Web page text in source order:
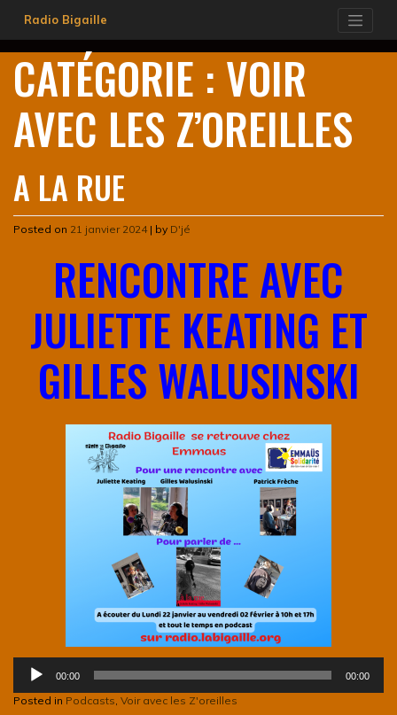
content
Radio Bigaille
CATÉGORIE : VOIR
AVEC LES Z’OREILLES
A LA RUE
Posted on 21 janvier 2024| by D'jé
RENCONTRE AVEC
JULIETTE KEATING ET
GILLES WALUSINSKI
audio
00:00 00:00
Posted in Podcasts Voir avec les Z'oreilles